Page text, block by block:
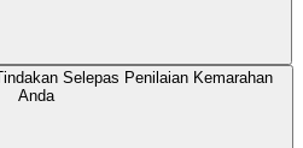
Selepas Penilaian Kemarahan
Anda